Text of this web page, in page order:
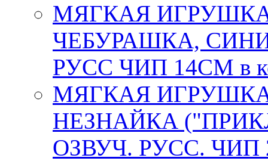
МЯГКАЯ
ЧЕБУРАШКА,
РУСС ЧИП 14СМ в
МЯГКАЯ
НЕЗНАЙКА
ОЗВУЧ. РУСС. ЧИП